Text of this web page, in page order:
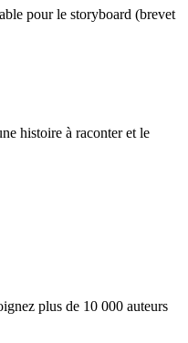
pour le storyboard (brevet
histoire à raconter et le
plus de 10 000 auteurs